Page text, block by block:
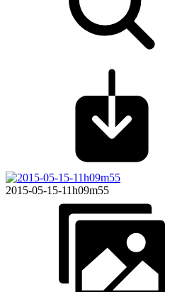
2015-05-15-11h09m55